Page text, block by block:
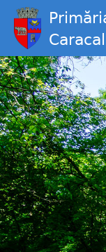
Caracal